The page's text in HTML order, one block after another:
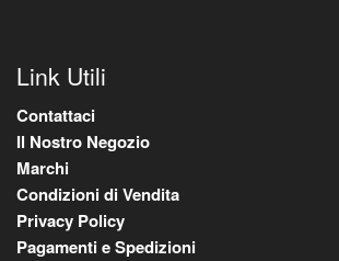
Link Utili
Contattaci
Il Nostro Negozio
Marchi
Condizioni di Vendita
Privacy Policy
Pagamenti e Spedizioni